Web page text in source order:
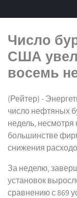
Число
США
восемь
(Рейтер) -
число нефтяных
недель, несмотря
большинстве
снижения
За неделю,
установок
сравнению с 869